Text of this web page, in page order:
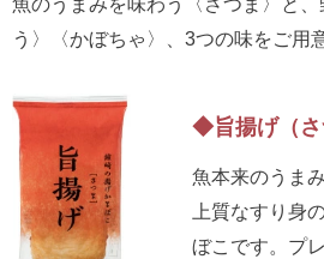
う〉〈かぼちゃ〉、3つの味をご用
◆旨揚げ（さ
魚本来のうま
上質なすり身
ぼこです。プ